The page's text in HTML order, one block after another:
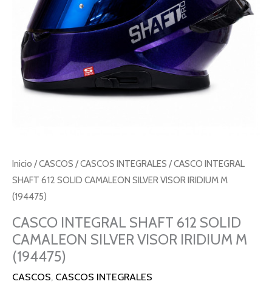
Inicio /CASCOS /CASCOS INTEGRALES / CASCO INTEGRAL
SHAFT 612 SOLID CAMALEON SILVER VISOR IRIDIUM M
(194475)
CASCO INTEGRAL SHAFT 612 SOLID
CAMALEON SILVER VISOR IRIDIUM M
(194475)
CASCOS, CASCOS INTEGRALES